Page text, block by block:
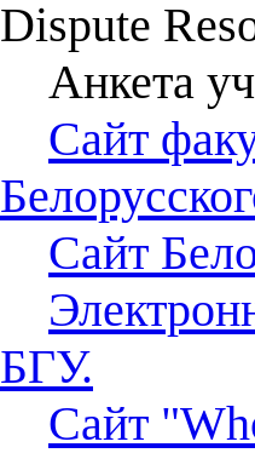
Dispute
Анкета
Сайт
Сайт
БГУ.
Сайт